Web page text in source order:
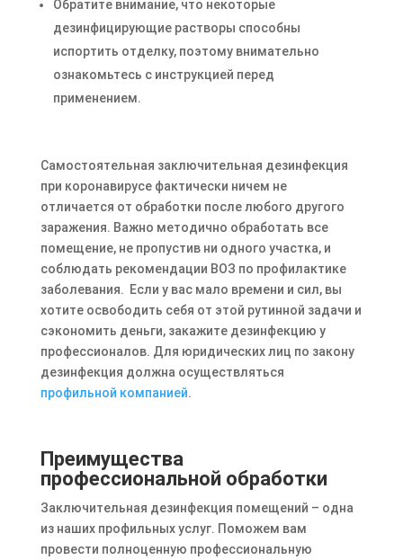
Обратите внимание, что некоторые
дезинфицирующие растворы способны
испортить отделку, поэтому внимательно
ознакомьтесь с инструкцией перед
применением.
Самостоятельная заключительная дезинфекция
при коронавирусе фактически ничем не
отличается от обработки после любого другого
заражения. Важно методично обработать все
помещение, не пропустив ни одного участка, и
соблюдать рекомендации ВОЗ по профилактике
заболевания. Если у вас мало времени и сил, вы
хотите освободить себя от этой рутинной задачи и
сэкономить деньги, закажите дезинфекцию у
профессионалов. Для юридических лиц по закону
дезинфекция должна осуществляться
профильной компанией.
Преимущества
профессиональной обработки
Заключительная дезинфекция помещений – одна
из наших профильных услуг. Поможем вам
провести полноценную профессиональную